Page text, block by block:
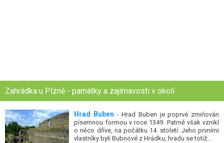
Zahrádka u Plzně - památky a zajímavosti v okolí
Hrad Buben - Hrad Buben je poprvé zmiňován
písemnou formou v roce 1349. Patrně však vznikl
o něco dříve, na počátku 14. století. Jeho prvními
vlastníky byli Bubnové z Hrádku, hradu se totiž...